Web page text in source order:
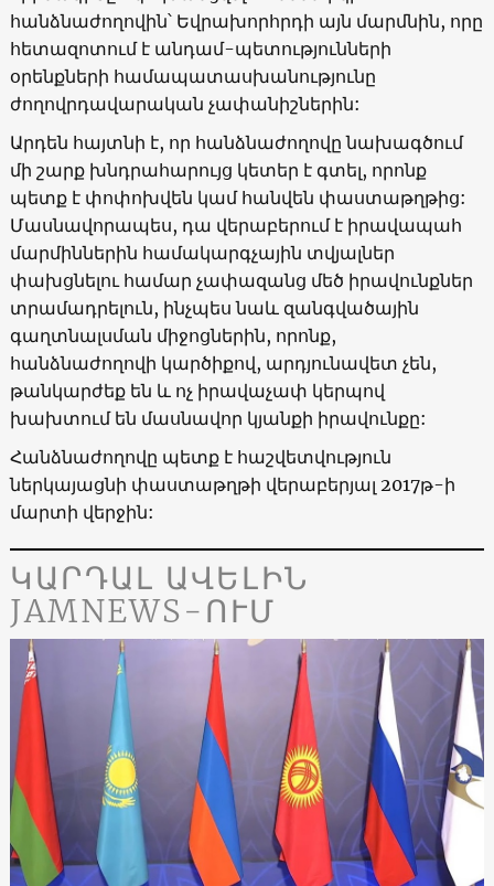
հանձնաժողովին՝ Եվրախորհրդի այն մարմնին, որը
հետազոտում է անդամ-պետությունների
օրենքների համապատասխանությունը
ժողովրդավարական չափանիշներին:
Արդեն հայտնի է, որ հանձնաժողովը նախագծում
մի շարք խնդրահարույց կետեր է գտել, որոնք
պետք է փոփոխվեն կամ հանվեն փաստաթղթից:
Մասնավորապես, դա վերաբերում է իրավապահ
մարմիններին համակարգչային տվյալներ
փախցնելու համար չափազանց մեծ իրավունքներ
տրամադրելուն, ինչպես նաև զանգվածային
գաղտնալսման միջոցներին, որոնք,
հանձնաժողովի կարծիքով, արդյունավետ չեն,
թանկարժեք են և ոչ իրավաչափ կերպով
խախտում են մասնավոր կյանքի իրավունքը:
Հանձնաժողովը պետք է հաշվետվություն
ներկայացնի փաստաթղթի վերաբերյալ 2017թ-ի
մարտի վերջին:
ԿԱՐԴԱԼ ԱՎԵԼԻՆ
JAMNEWS-ՈՒՄ